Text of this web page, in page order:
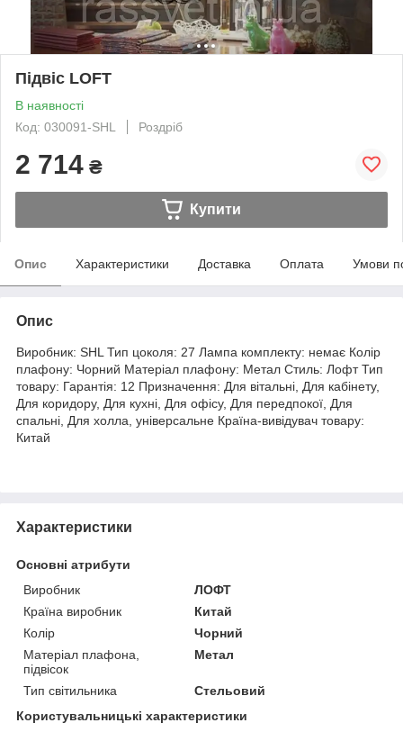
Підвіс LOFT
В наявності
Код: 030091-SHL
Роздріб
2 714 ₴
Купити
Опис Характеристики Доставка Оплата Умови
Опис
Виробник: SHL Тип цоколя: 27 Лампа комплекту: немає Колір
плафону: Чорний Матеріал плафону: Метал Стиль: Лофт Тип
товару: Гарантія: 12 Призначення: Для вітальні, Для кабінету,
Для коридору, Для кухні, Для офісу, Для передпокої, Для
спальні, Для холла, універсальне Країна-вивідувач товару:
Китай
Характеристики
Основні атрибути
Виробник
ЛОФТ
Країна виробник
Китай
Колір
Чорний
Матеріал плафона,
підвісок
Метал
Тип світильника
Стельовий
Користувальницькі характеристики